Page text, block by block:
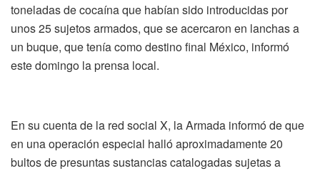
toneladas de cocaína que habían sido introducidas por
unos 25 sujetos armados, que se acercaron en lanchas a
un buque, que tenía como destino final México, informó
este domingo la prensa local.
En su cuenta de la red social X, la Armada informó de que
en una operación especial halló aproximadamente 20
bultos de presuntas sustancias catalogadas sujetas a